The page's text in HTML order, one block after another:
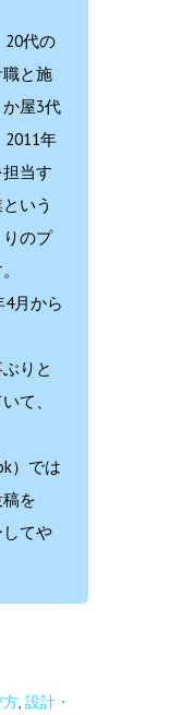
20代の
と施
屋3代
2011年
当す
いう
のプ
4月から
りと
て、
）では
を
てや
方, 設計・